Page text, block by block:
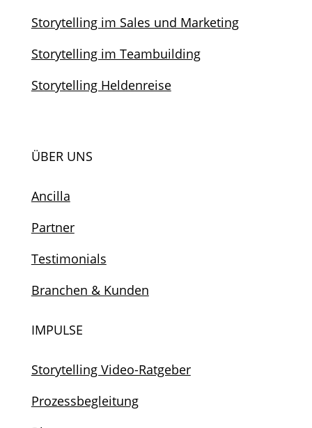
Storytelling im Sales und Marketing
Storytelling im Teambuilding
Storytelling Heldenreise
ÜBER UNS
Ancilla
Partner
Testimonials
Branchen & Kunden
IMPULSE
Storytelling Video-Ratgeber
Prozessbegleitung